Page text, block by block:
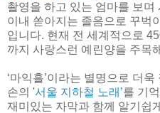
촬영을 하고 있는 엄마를 보
이내 쏟아지는 졸음으로 꾸벅
입니다. 현재 전 세계적으로
까지 사랑스런 예린양을 주목
‘마익흘’이라는 별명으로 더
손의 '서울 지하철 노래’를 기
재미있는 자막과 함께 알기쉽